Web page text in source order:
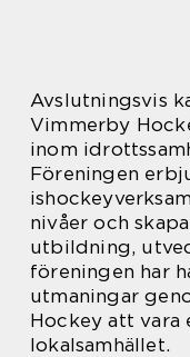
Avslutningsvis
Vimmerby
inom
Föreningen
nivåer och
utbildning,
föreningen har
utmaningar
Hockey att vara
lokalsamhället.